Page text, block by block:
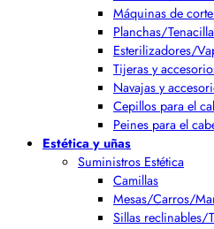
Máquinas de
Planchas/
Esterilizadores/
Tijeras y
Navajas y
Cepillos para el
Peines para el
Estética y uñas
Suministros Estética
Camillas
Mesas/Carros/
Sillas reclinables/